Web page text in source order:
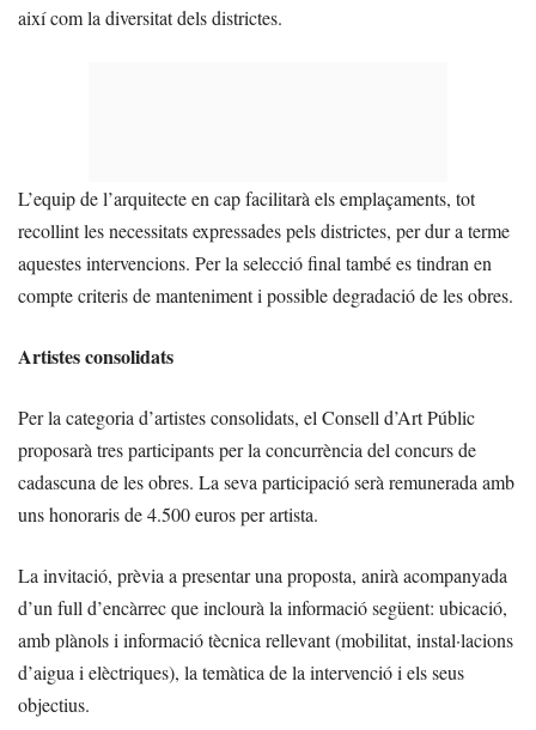
així com la diversitat dels districtes.
L’equip de l’arquitecte en cap facilitarà els emplaçaments, tot
recollint les necessitats expressades pels districtes, per dur a terme
aquestes intervencions. Per la selecció final també es tindran en
compte criteris de manteniment i possible degradació de les obres.
Artistes consolidats
Per la categoria d’artistes consolidats, el Consell d’Art Públic
proposarà tres participants per la concurrència del concurs de
cadascuna de les obres. La seva participació serà remunerada amb
uns honoraris de 4.500 euros per artista.
La invitació, prèvia a presentar una proposta, anirà acompanyada
d’un full d’encàrrec que inclourà la informació següent: ubicació,
amb plànols i informació tècnica rellevant (mobilitat, instal·lacions
d’aigua i elèctriques), la temàtica de la intervenció i els seus
objectius.